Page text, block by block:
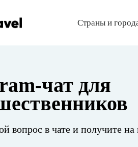
Страны и
чат для
вопрос в чате и получите на